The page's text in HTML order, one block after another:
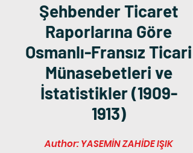
Şehbender Ticaret
Raporlarına Göre
Osmanlı-Fransız Ticari
Münasebetleri ve
İstatistikler(1909-
1913)
Author: YASEMİN ZAHİDE IŞIK